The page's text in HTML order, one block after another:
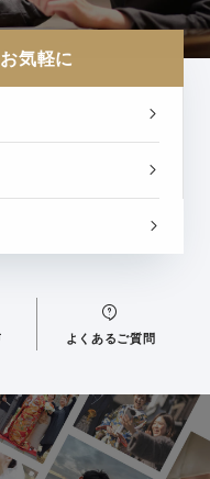
気軽に
よくあるご質問